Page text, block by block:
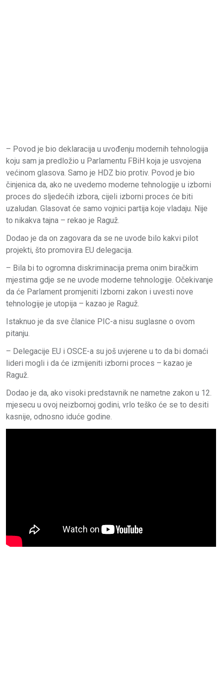
– Povod je bio deklaracija u uvođenju modernih tehnologija
koju sam ja predložio u Parlamentu FBiH koja je usvojena
većinom glasova. Samo je HDZ bio protiv. Povod je bio
činjenica da, ako ne uvedemo moderne tehnologije u izborni
proces do sljedećih izbora, cijeli izborni proces će biti
uzaludan. Glasovat će samo vojnici partija koje vladaju. Nije
to nikakva tajna – rekao je Raguž.
Dodao je da on zagovara da se ne uvode bilo kakvi pilot
projekti, što promovira EU delegacija.
– Bila bi to ogromna diskriminacija prema onim biračkim
mjestima gdje se ne uvode moderne tehnologije. Očekivanje
da će Parlament promjeniti Izborni zakon i uvesti nove
tehnologije je utopija – kazao je Raguž.
Istaknuo je da sve članice PIC-a nisu suglasne o ovom
pitanju.
– Delegacije EU i OSCE-a su još uvjerene u to da bi domaći
lideri mogli i da će izmijeniti izborni proces – kazao je
Raguž.
Dodao je da, ako visoki predstavnik ne nametne zakon u 12.
mjesecu u ovoj neizbornoj godini, vrlo teško će se to desiti
kasnije, odnosno iduće godine.